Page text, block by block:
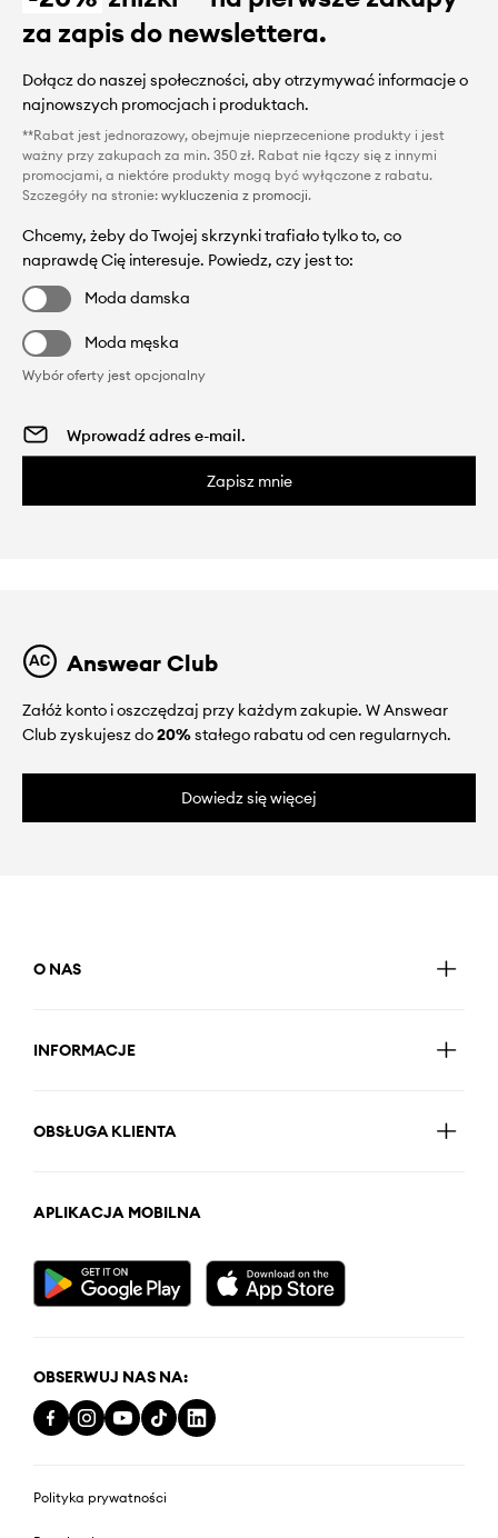
za zapis do newslettera.
Dołącz do naszej społeczności, aby otrzymywać informacje o
najnowszych promocjach i produktach.
**Rabat jest jednorazowy, obejmuje nieprzecenione produkty i jest
ważny przy zakupach za min. 350 zł. Rabat nie łączy się z innymi
promocjami, a niektóre produkty mogą być wyłączone z rabatu.
Szczegóły na stronie: wykluczenia z promocji.
Chcemy, żeby do Twojej skrzynki trafiało tylko to, co
naprawdę Cię interesuje. Powiedz, czy jest to:
Moda damska
Moda męska
Wybór oferty jest opcjonalny
Zapisz mnie
Answear Club
Załóż konto i oszczędzaj przy każdym zakupie. W Answear
Club zyskujesz do20%stałego rabatu od cen regularnych.
Dowiedz się więcej
O NAS
INFORMACJE
OBSŁUGA KLIENTA
APLIKACJA MOBILNA
OBSERWUJ NAS NA:
Polityka prywatności